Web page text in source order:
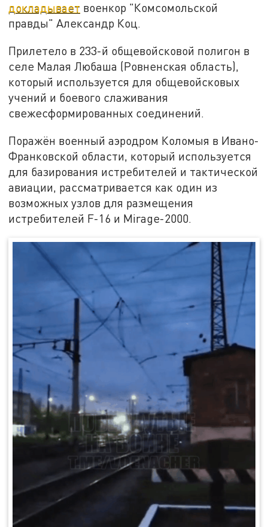
докладывает военкор "Комсомольской
правды" Александр Коц.
Прилетело в 233-й общевойсковой полигон в
селе Малая Любаша (Ровненская область),
который используется для общевойсковых
учений и боевого слаживания
свежесформированных соединений.
Поражён военный аэродром Коломыя в Ивано-
Франковской области, который используется
для базирования истребителей и тактической
авиации, рассматривается как один из
возможных узлов для размещения
истребителей F-16 и Mirage-2000.